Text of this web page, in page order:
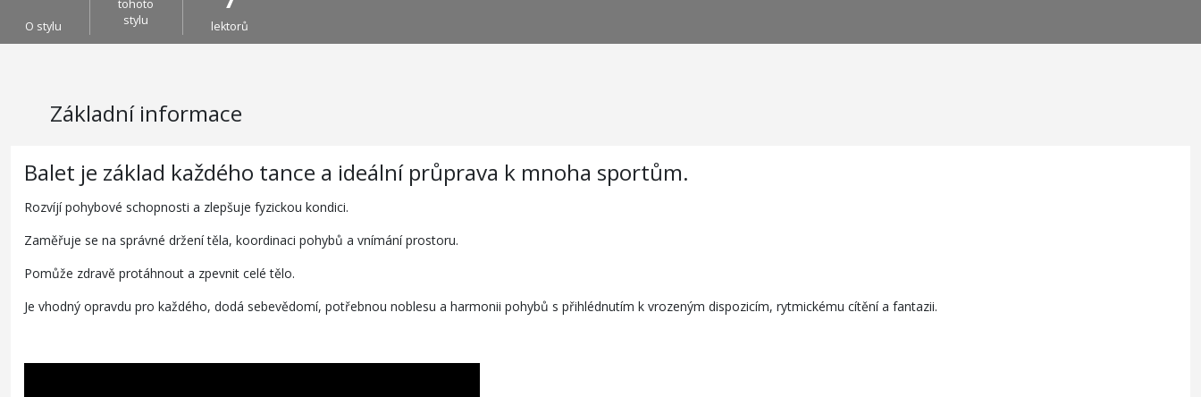
O stylu
tohoto
stylu
lektorů
Základní informace
Balet je základ každého tance a ideální průprava k mnoha sportům.
Rozvíjí pohybové schopnosti a zlepšuje fyzickou kondici.
Zaměřuje se na správné držení těla, koordinaci pohybů a vnímání prostoru.
Pomůže zdravě protáhnout a zpevnit celé tělo.
Je vhodný opravdu pro každého, dodá sebevědomí, potřebnou noblesu a harmonii pohybů s přihlédnutím k vrozeným dispozicím, rytmickému cítění a fantazii.